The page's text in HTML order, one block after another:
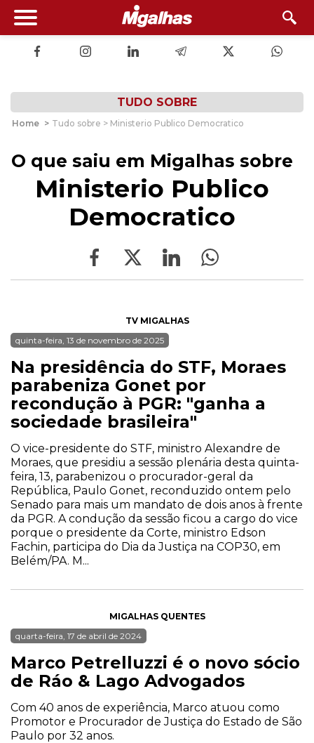
TUDO SOBRE
Home > Tudo sobre > Ministerio Publico Democratico
O que saiu em Migalhas sobre
Ministerio Publico
Democratico
TV MIGALHAS
quinta-feira, 13 de novembro de 2025
Na presidência do STF, Moraes
parabeniza Gonet por
recondução à PGR: "ganha a
sociedade brasileira"
O vice-presidente do STF, ministro Alexandre de
Moraes, que presidiu a sessão plenária desta quinta-
feira, 13, parabenizou o procurador-geral da
República, Paulo Gonet, reconduzido ontem pelo
Senado para mais um mandato de dois anos à frente
da PGR. A condução da sessão ficou a cargo do vice
porque o presidente da Corte, ministro Edson
Fachin, participa do Dia da Justiça na COP30, em
Belém/PA. M...
MIGALHAS QUENTES
quarta-feira, 17 de abril de 2024
Marco Petrelluzzi é o novo sócio
de Ráo & Lago Advogados
Com 40 anos de experiência, Marco atuou como
Promotor e Procurador de Justiça do Estado de São
Paulo por 32 anos.